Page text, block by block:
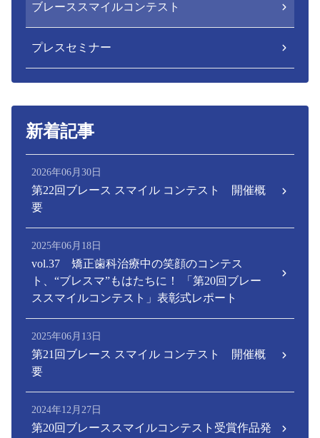
ブレーススマイルコンテスト
プレスセミナー
新着記事
2026年06月30日
第22回ブレース スマイル コンテスト 開催概
要
2025年06月18日
vol.37 矯正歯科治療中の笑顔のコンテス
ト、“ブレスマ”もはたちに！ 「第20回ブレー
ススマイルコンテスト」表彰式レポート
2025年06月13日
第21回ブレース スマイル コンテスト 開催概
要
2024年12月27日
第20回ブレーススマイルコンテスト受賞作品発